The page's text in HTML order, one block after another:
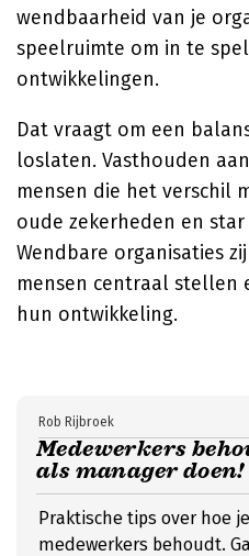
wendbaarheid van je
speelruimte om in te
ontwikkelingen.
Dat vraagt om een
loslaten. Vasthouden
mensen die het verschil
oude zekerheden en
Wendbare organisaties
mensen centraal stellen
hun ontwikkeling.
Medewerkers
als manager doen!
Rob Rijbroek
Praktische tips over hoe
medewerkers behoudt.